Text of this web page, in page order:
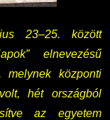
23–25. között
elnevezésű
melynek központi
hét országból
az egyetem